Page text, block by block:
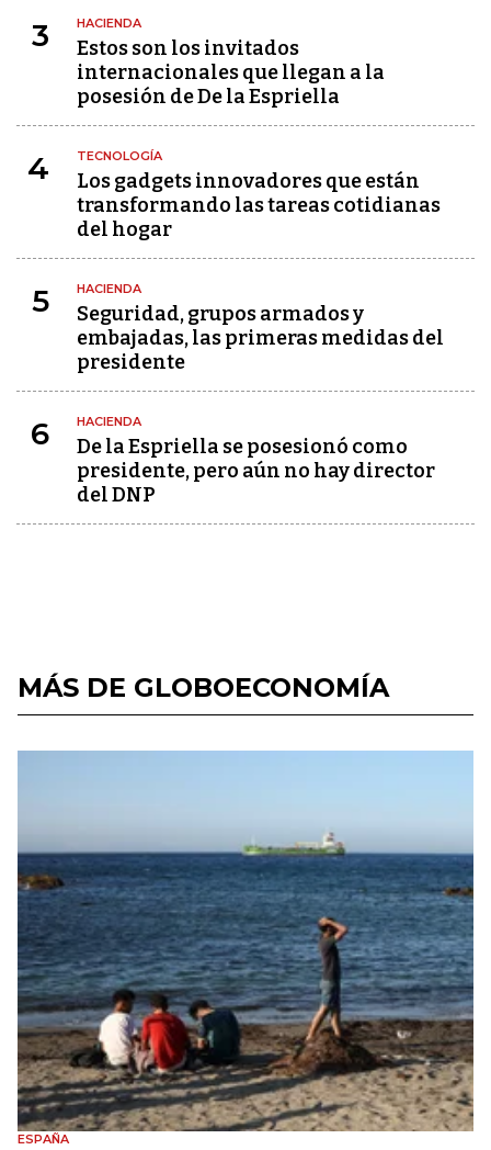
3 HACIENDA
Estos son los invitados
internacionales que llegan a la
posesión de De la Espriella
4 TECNOLOGÍA
Los gadgets innovadores que están
transformando las tareas cotidianas
del hogar
5 HACIENDA
Seguridad, grupos armados y
embajadas, las primeras medidas del
presidente
6 HACIENDA
De la Espriella se posesionó como
presidente, pero aún no hay director
del DNP
MÁS DE GLOBOECONOMÍA
ESPAÑA